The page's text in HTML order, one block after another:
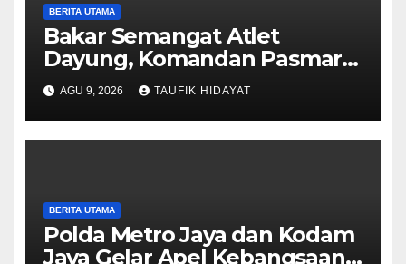
BERITA UTAMA
Bakar Semangat Atlet
Dayung, Komandan Pasmar 3
Berikan Motivasi dan
Apresiasi
AGU 9, 2026 TAUFIK HIDAYAT
BERITA UTAMA
Polda Metro Jaya dan Kodam
Jaya Gelar Apel Kebangsaan